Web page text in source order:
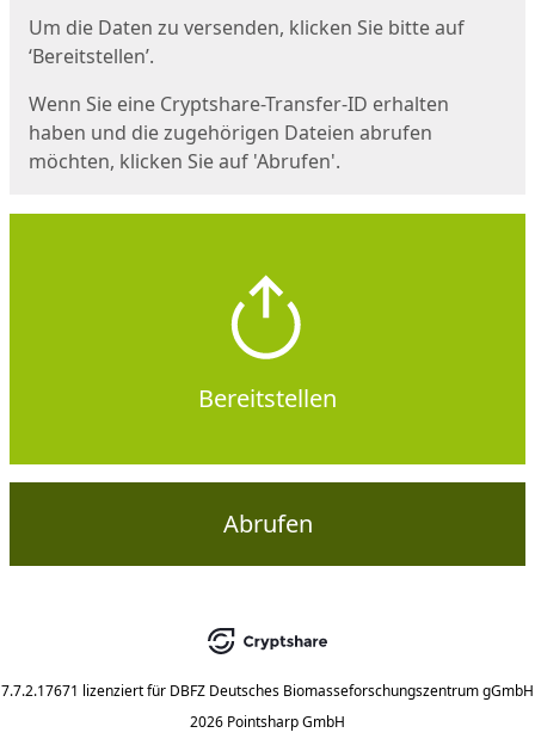
Um die Daten zu versenden, klicken Sie bitte auf
‘Bereitstellen’.
Wenn Sie eine Cryptshare-Transfer-ID erhalten
haben und die zugehörigen Dateien abrufen
möchten, klicken Sie auf 'Abrufen'.
Bereitstellen
Abrufen
7.7.2.17671 lizenziert für DBFZ Deutsches Biomasseforschungszentrum gGmbH
2026 Pointsharp GmbH